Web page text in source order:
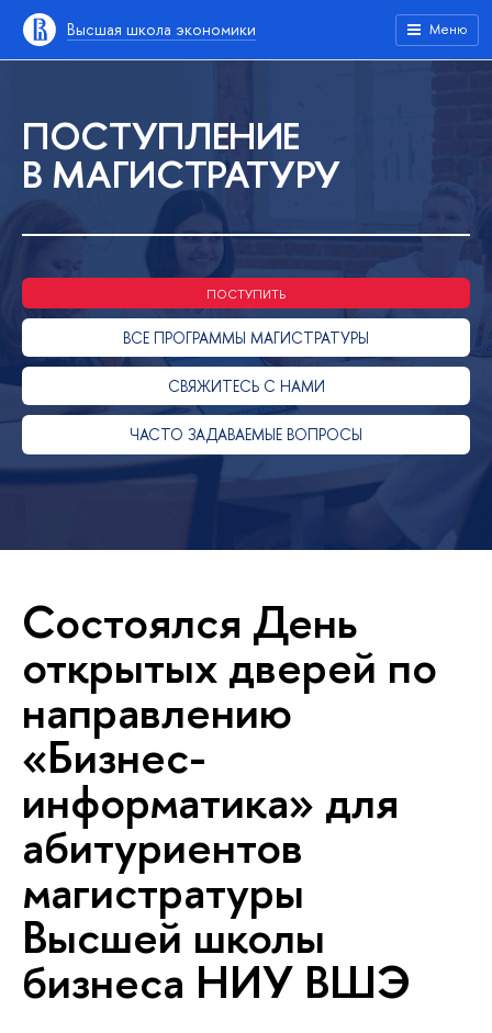
Высшая школа экономики Меню
ПОСТУПЛЕНИЕ
В МАГИСТРАТУРУ
ПОСТУПИТЬ
ВСЕ ПРОГРАММЫ МАГИСТРАТУРЫ
СВЯЖИТЕСЬ С НАМИ
ЧАСТО ЗАДАВАЕМЫЕ ВОПРОСЫ
Состоялся День
открытых дверей по
направлению
«Бизнес-
информатика» для
абитуриентов
магистратуры
Высшей школы
бизнеса НИУ ВШЭ